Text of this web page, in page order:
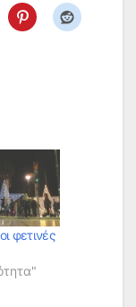
φετινές